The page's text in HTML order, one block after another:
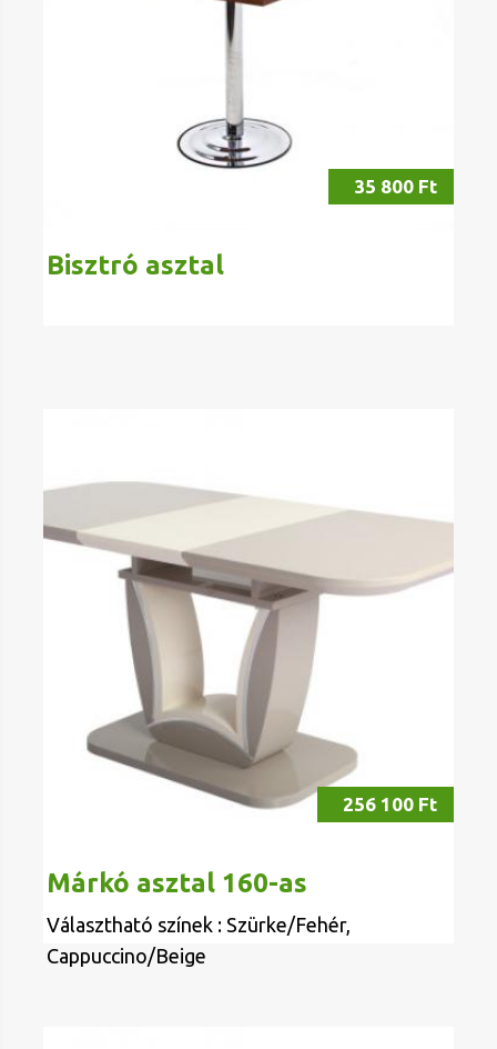
35 800 Ft
Bisztró asztal
256 100 Ft
Márkó asztal 160-as
Választható színek : Szürke/Fehér,
Cappuccino/Beige